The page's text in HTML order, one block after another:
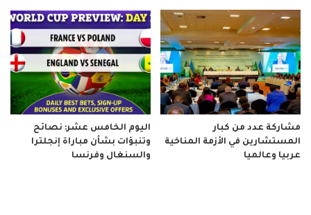
مشاركة عدد من كبار
المستشارين في الأزمة المناخية
عربيا وعالميا
اليوم الخامس عشر: نصائح
وتنبؤات بشأن مباراة إنجلترا
والسنغال وفرنسا